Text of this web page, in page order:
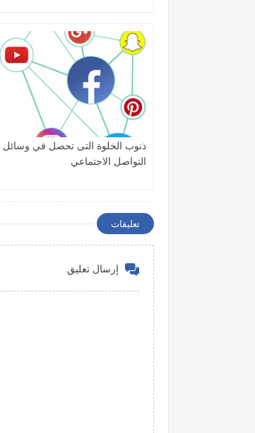
ذنوب الخلوة التى تحصل في وسائل
التواصل الاجتماعي
تعليقات
إرسال تعليق